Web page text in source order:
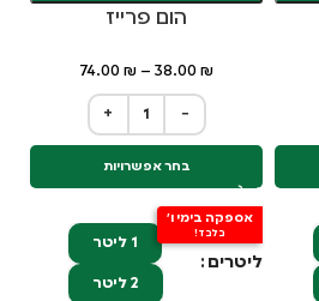
הום פרייז
38.00 ₪
–
74.00 ₪
+ −
בחר אפשרויות
אספקה בימי ו'
בלבד!
ליטרים
1 ליטר
2 ליטר